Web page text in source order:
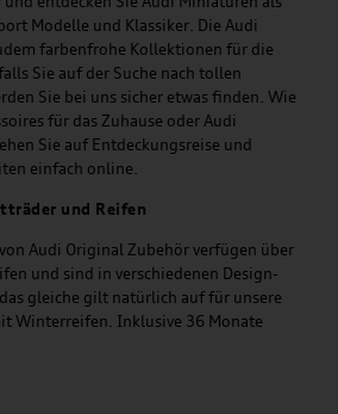
Modelle und Klassiker. Die Audi
farbenfrohe Kollektionen für die
Sie auf der Suche nach tollen
Sie bei uns sicher etwas finden. Wie
für das Zuhause oder Audi
Sie auf Entdeckungsreise und
einfach online.
und Reifen
Audi Original Zubehör verfügen über
und sind in verschiedenen Design-
gleiche gilt natürlich auf für unsere
Winterreifen. Inklusive 36 Monate